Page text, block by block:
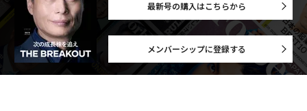
最新号の購入はこちらから
メンバーシップに登録する